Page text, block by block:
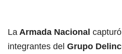
La Armada Nacional
integrantes del Grupo